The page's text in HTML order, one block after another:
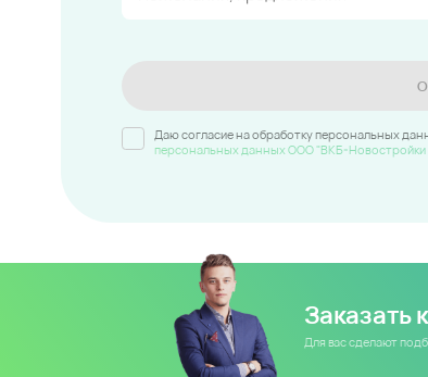
Даю согласие на обработку персональных
персональных данных ООО "ВКБ-Новостройки
Заказать
Для вас сделают